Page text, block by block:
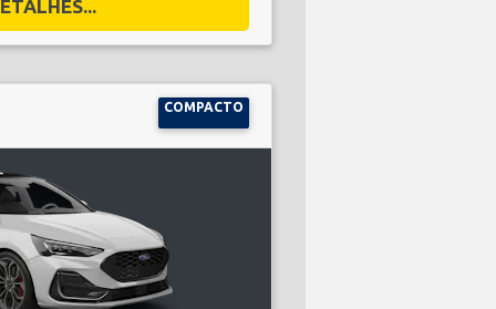
COMPACTO